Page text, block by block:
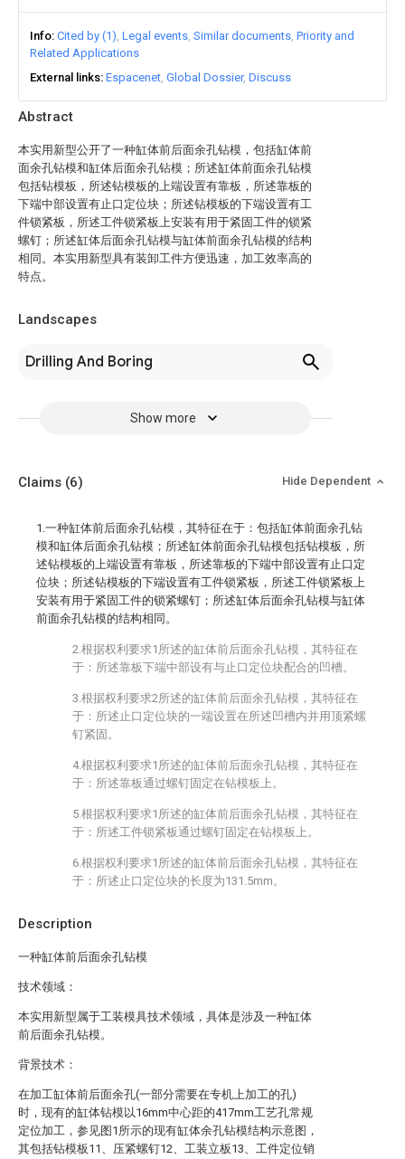
Abstract
本实用新型公开了一种缸体前后面余孔钻模，包括缸体前
面余孔钻模和缸体后面余孔钻模；所述缸体前面余孔钻模
包括钻模板，所述钻模板的上端设置有靠板，所述靠板的
下端中部设置有止口定位块；所述钻模板的下端设置有工
件锁紧板，所述工件锁紧板上安装有用于紧固工件的锁紧
螺钉；所述缸体后面余孔钻模与缸体前面余孔钻模的结构
相同。本实用新型具有装卸工件方便迅速，加工效率高的
特点。
Landscapes
Drilling And Boring
Show more
Info Cited by (1) Legal events Similar documents Priority and
Related Applications
External links Espacenet Global Dossier Discuss
Description
一种缸体前后面余孔钻模
技术领域：
本实用新型属于工装模具技术领域，具体是涉及一种缸体
前后面余孔钻模。
背景技术：
在加工缸体前后面余孔(一部分需要在专机上加工的孔)
时，现有的缸体钻模以16mm中心距的417mm工艺孔常规
定位加工，参见图1所示的现有缸体余孔钻模结构示意图，
其包括钻模板11、压紧螺钉12、工装立板13、工件定位销
Claims (6) Hide Dependent
1.一种缸体前后面余孔钻模，其特征在于：包括缸体前面余孔钻
模和缸体后面余孔钻模；所述缸体前面余孔钻模包括钻模板，所
述钻模板的上端设置有靠板，所述靠板的下端中部设置有止口定
位块；所述钻模板的下端设置有工件锁紧板，所述工件锁紧板上
安装有用于紧固工件的锁紧螺钉；所述缸体后面余孔钻模与缸体
前面余孔钻模的结构相同。
2.根据权利要求1所述的缸体前后面余孔钻模，其特征在
于：所述靠板下端中部设有与止口定位块配合的凹槽。
3.根据权利要求2所述的缸体前后面余孔钻模，其特征在
于：所述止口定位块的一端设置在所述凹槽内并用顶紧螺
钉紧固。
4.根据权利要求1所述的缸体前后面余孔钻模，其特征在
于：所述靠板通过螺钉固定在钻模板上。
5.根据权利要求1所述的缸体前后面余孔钻模，其特征在
于：所述工件锁紧板通过螺钉固定在钻模板上。
6.根据权利要求1所述的缸体前后面余孔钻模，其特征在
于：所述止口定位块的长度为131.5mm。